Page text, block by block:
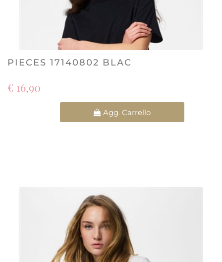
PIECES 17140802 BLAC
€ 16,90
Agg. Carrello